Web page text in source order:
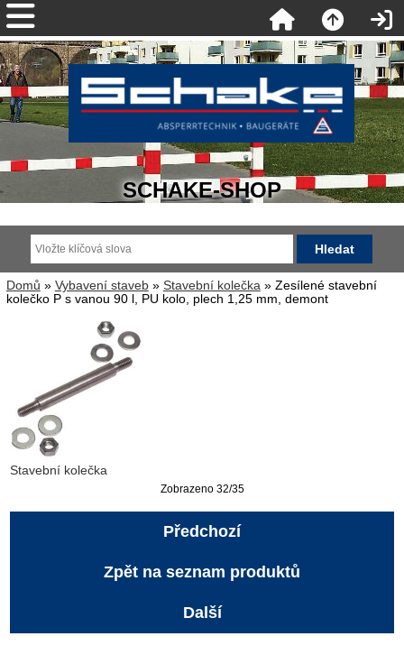
SCHAKE-SHOP
Domů » Vybavení staveb» Stavební kolečka » Zesílené stavební
kolečko P s vanou 90 l, PU kolo, plech 1,25 mm, demont
Stavební kolečka
Zobrazeno 32/35
Předchozí
Zpět na seznam produktů
Další